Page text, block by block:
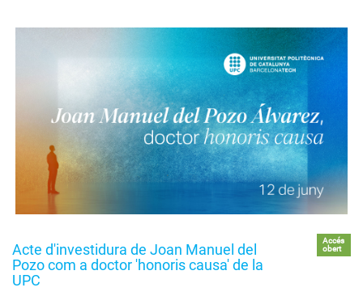
Acte d'investidura de Joan Manuel del
Pozo com a doctor 'honoris causa' de la
UPC
Accés
obert